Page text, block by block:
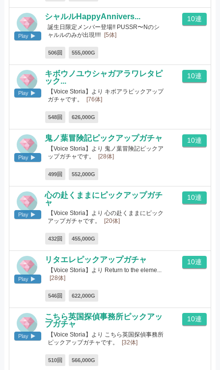
Play
シャルルHappyAnnivers...
誕生日限定メンバー登場!! PUSSR〜Nのシ
ャルルのみが出現!!!!
[5体]
506回 555,000G
10連
Play
キボウノユウシャガアラワレタピ
ック...
【Voice Storia】より キボアラピックアップ
ガチャです。
[76体]
548回 626,000G
10連
Play
鬼ノ葉冒険記ピックアップガチャ
【Voice Storia】より 鬼ノ葉冒険記ピックア
ップガチャです。
[28体]
499回 552,000G
10連
Play
心の赴くままにピックアップガチ
ャ
【Voice Storia】より 心の赴くままにピック
アップガチャです。
[20体]
432回 455,000G
10連
Play
リタエレピックアップガチャ
【Voice Storia】より Return to the eleme...
[28体]
546回 622,000G
10連
Play
こちら英国探偵事務所ピックアッ
プガチャ
【Voice Storia】より こちら英国探偵事務所
ピックアップガチャです。
[32体]
510回 566,000G
10連